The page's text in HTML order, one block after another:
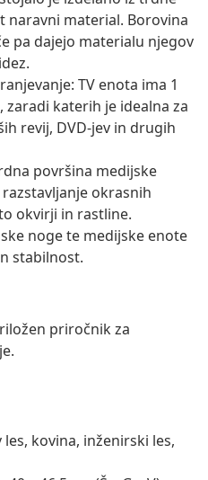
naravni material. Borovina
pa dajejo materialu njegov
TV enota ima 1
zaradi katerih je idealna za
revij, DVD-jev in drugih
površina medijske
okrasnih
okvirji in rastline.
noge te medijske enote
stabilnost.
priročnik za
kovina, inženirski les,